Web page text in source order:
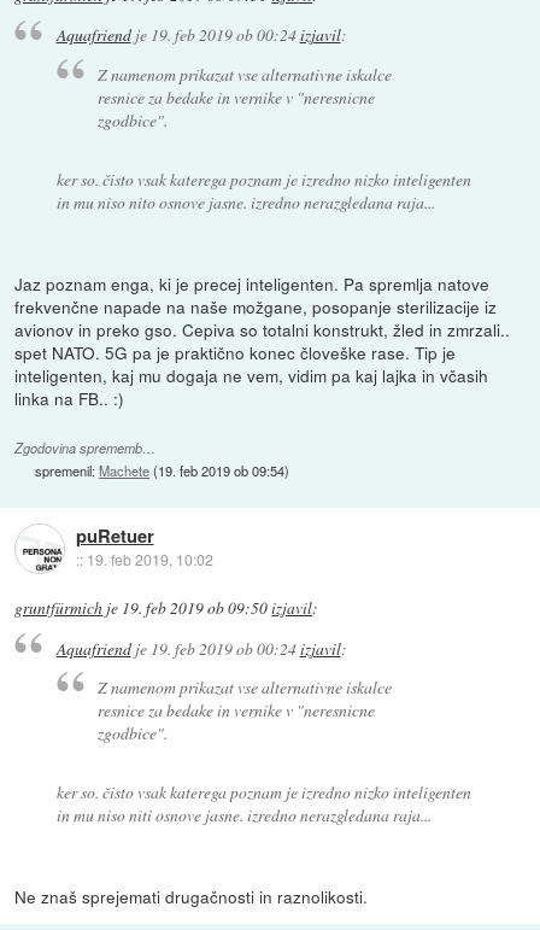
Aquafriendje 19. feb 2019 ob 00:24izjavil:
Z namenom prikazat vse alternativne iskalce
resnice za bedake in vernike v "neresnicne
zgodbice".
ker so. čisto vsak katerega poznam je izredno nizko inteligenten
in mu niso nito osnove jasne. izredno nerazgledana raja...
Jaz poznam enga, ki je precej inteligenten. Pa spremlja natove
frekvenčne napade na naše možgane, posopanje sterilizacije iz
avionov in preko gso. Cepiva so totalni konstrukt, žled in zmrzali..
spet NATO. 5G pa je praktično konec človeške rase. Tip je
inteligenten, kaj mu dogaja ne vem, vidim pa kaj lajka in včasih
linka na FB.. :)
Zgodovina sprememb…
spremenil:Machete(19. feb 2019 ob 09:54)
puRetuer
:: 19. feb 2019, 10:02
gruntfürmich je 19. feb 2019 ob 09:50izjavil:
Aquafriendje 19. feb 2019 ob 00:24izjavil:
Z namenom prikazat vse alternativne iskalce
resnice za bedake in vernike v "neresnicne
zgodbice".
ker so. čisto vsak katerega poznam je izredno nizko inteligenten
in mu niso niti osnove jasne. izredno nerazgledana raja...
Ne znaš sprejemati drugačnosti in raznolikosti.